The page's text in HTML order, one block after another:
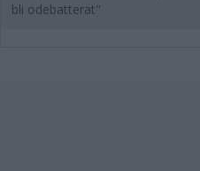
bli odebatterat"